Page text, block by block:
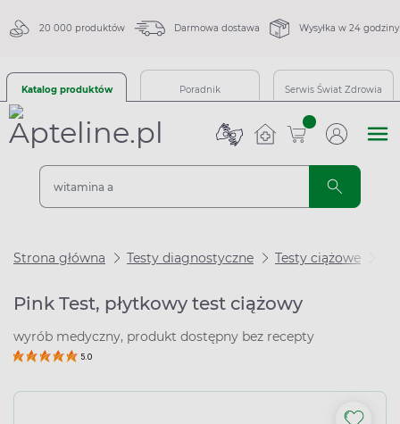
20 000 produktów Darmowa dostawa Wysyłka w 24 godziny
Katalog produktów Poradnik Serwis Świat Zdrowia
sztuk
Strona główna Testy diagnostyczne Testy ciążowe
Pink Test, płytkowy test ciążowy
wyrób medyczny, produkt dostępny bez recepty
5.0